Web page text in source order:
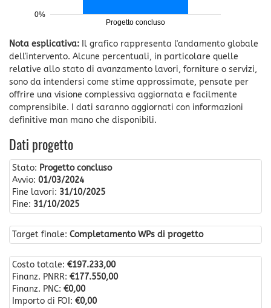
Progetto concluso
0%
Nota esplicativa: Il grafico rappresenta l'andamento globale
dell'intervento. Alcune percentuali, in particolare quelle
relative allo stato di avanzamento lavori, forniture o servizi,
sono da intendersi come stime approssimate, pensate per
offrire una visione complessiva aggiornata e facilmente
comprensibile. I dati saranno aggiornati con informazioni
definitive man mano che disponibili.
Dati progetto
Stato: Progetto concluso
Avvio: 01/03/2024
Fine lavori: 31/10/2025
Fine: 31/10/2025
Target finale: Completamento WPs di progetto
Costo totale: €197.233,00
Finanz. PNRR: €177.550,00
Finanz. PNC: €0,00
Importo di FOI: €0,00